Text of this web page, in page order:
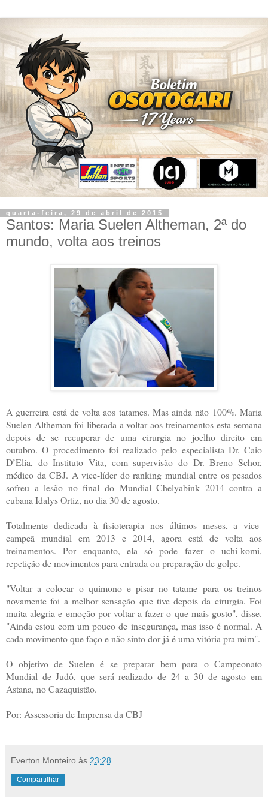
quarta-feira, 29 de abril de 2015
Santos: Maria Suelen Altheman, 2ª do
mundo, volta aos treinos
A guerreira está de volta aos tatames. Mas ainda não 100%. Maria
Suelen Altheman foi liberada a voltar aos treinamentos esta semana
depois de se recuperar de uma cirurgia no joelho direito em
outubro. O procedimento foi realizado pelo especialista Dr. Caio
D’Elia, do Instituto Vita, com supervisão do Dr. Breno Schor,
médico da CBJ. A vice-líder do ranking mundial entre os pesados
sofreu a lesão no final do Mundial Chelyabink 2014 contra a
cubana Idalys Ortiz, no dia 30 de agosto.
Totalmente dedicada à fisioterapia nos últimos meses, a vice-
campeã mundial em 2013 e 2014, agora está de volta aos
treinamentos. Por enquanto, ela só pode fazer o uchi-komi,
repetição de movimentos para entrada ou preparação de golpe.
"Voltar a colocar o quimono e pisar no tatame para os treinos
novamente foi a melhor sensação que tive depois da cirurgia. Foi
muita alegria e emoção por voltar a fazer o que mais gosto", disse.
"Ainda estou com um pouco de insegurança, mas isso é normal. A
cada movimento que faço e não sinto dor já é uma vitória pra mim".
O objetivo de Suelen é se preparar bem para o Campeonato
Mundial de Judô, que será realizado de 24 a 30 de agosto em
Astana, no Cazaquistão.
Por: Assessoria de Imprensa da CBJ
Everton Monteiro às 23:28
Compartilhar